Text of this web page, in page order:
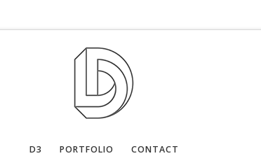
D3 PORTFOLIO CONTACT